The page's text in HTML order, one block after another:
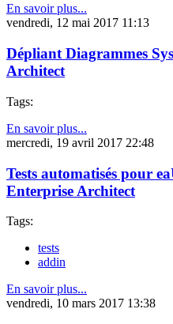
En savoir plus...
vendredi, 12 mai 2017 11:13
Dépliant Diagrammes
Architect
Tags:
En savoir plus...
mercredi, 19 avril 2017 22:48
Tests automatisés pour
Enterprise Architect
Tags:
tests
addin
En savoir plus...
vendredi, 10 mars 2017 13:38